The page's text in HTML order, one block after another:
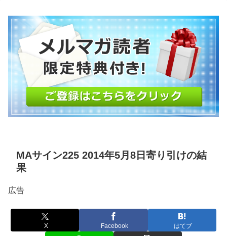
MAサイン225 2014年5月8日寄り引けの結
果
広告
X Facebook はてブ